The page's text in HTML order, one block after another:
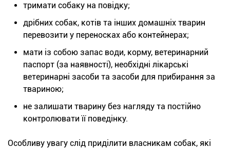
тримати собаку на повідку;
дрібних собак, котів та інших домашніх тварин
перевозити у переносках або контейнерах;
мати із собою запас води, корму, ветеринарний
паспорт (за наявності), необхідні лікарські
ветеринарні засоби та засоби для прибирання за
твариною;
не залишати тварину без нагляду та постійно
контролювати її поведінку.
Особливу увагу слід приділити власникам собак, які